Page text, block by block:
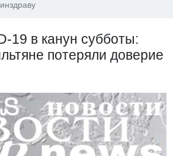
19 в канун субботы:
потеряли доверие